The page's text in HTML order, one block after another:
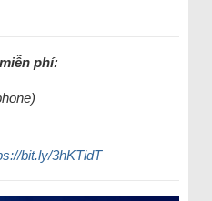
phí:
bit.ly/3hKTidT